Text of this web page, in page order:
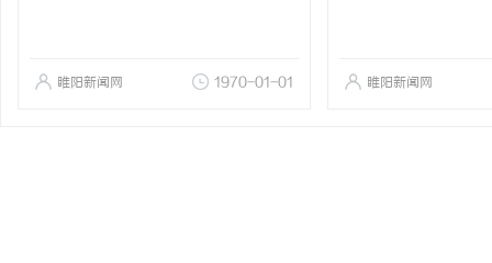
睢阳新闻网 1970-01-01 睢阳新闻网